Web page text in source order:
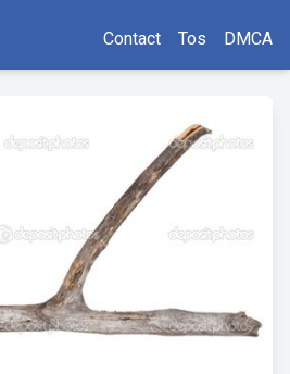
Contact Tos DMCA